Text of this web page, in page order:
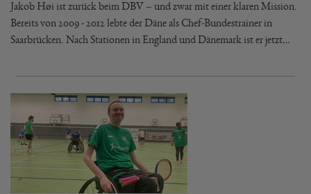
Jakob Høi ist zurück beim DBV – und zwar mit einer klaren Mission.
Bereits von 2009 - 2012 lebte der Däne als Chef-Bundestrainer in
Saarbrücken. Nach Stationen in England und Dänemark ist er jetzt…